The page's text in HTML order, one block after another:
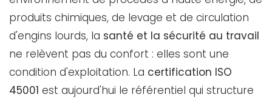
produits chimiques, de levage et de circulation
d'engins lourds, la santé et la sécurité au travail
ne relèvent pas du confort : elles sont une
condition d'exploitation. La certification ISO
45001 est aujourd'hui le référentiel qui structure